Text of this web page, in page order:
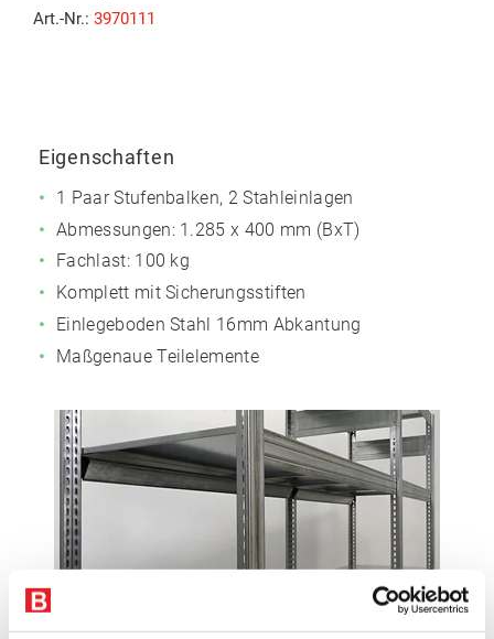
Art.-Nr.: 3970111
Eigenschaften
1 Paar Stufenbalken, 2 Stahleinlagen
Abmessungen: 1.285 x 400 mm (BxT)
Fachlast: 100 kg
Komplett mit Sicherungsstiften
Einlegeboden Stahl 16mm Abkantung
Maßgenaue Teilelemente